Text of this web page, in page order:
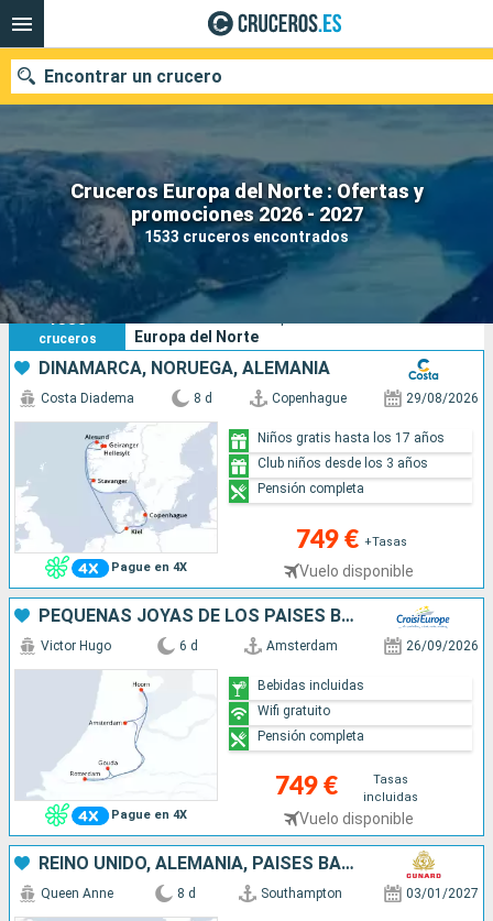
Cruceros Europa del Norte : Ofertas y
promociones 2026 - 2027
1533 cruceros encontrados
Encontrar un crucero
Nuestros destinos
Fecha de salida
Puertos
Buscar
1533
cruceros
Sus criterios de búsqueda:
Europa del Norte
DINAMARCA, NORUEGA, ALEMANIA
Pague en 4X
Costa Diadema 8 d Copenhague 29/08/2026
749 € +Tasas
Vuelo disponible
Niños gratis hasta los 17 años
Club niños desde los 3 años
Pensión completa
PEQUEÑAS JOYAS DE LOS PAÍSES BAJOS; DESCUBRIMIENTO DE LOS TESOROS ESCONDIDOS CON UN ENCANTO ÚNICO (FORMULA PUERTO/PUERTO)
Pague en 4X
Victor Hugo 6 d Amsterdam 26/09/2026
749 €
Tasas
incluidas
Vuelo disponible
Bebidas incluidas
Wifi gratuito
Pensión completa
REINO UNIDO, ALEMANIA, PAISES BAJOS, BÉLGICA
Queen Anne 8 d Southampton 03/01/2027